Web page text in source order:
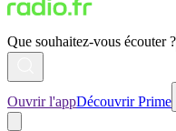
Que souhaitez-vous écouter ?
Ouvrir l'appDécouvrir Prime